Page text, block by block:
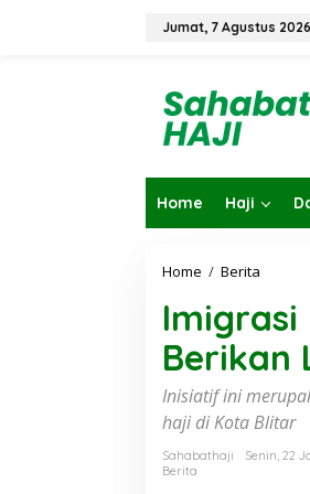
Jumat, 7 Agustus 2026
Home Haji
Home / Berita
i
g
r
a
s
B
l
Imigrasi
Berikan
Inisiatif ini
haji di Kota Blitar
Sahabathaji
Senin, 22
Berita